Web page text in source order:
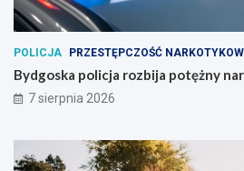
POLICJA PRZESTĘPCZOŚĆ
Bydgoska policja rozbija potężny
7 sierpnia 2026